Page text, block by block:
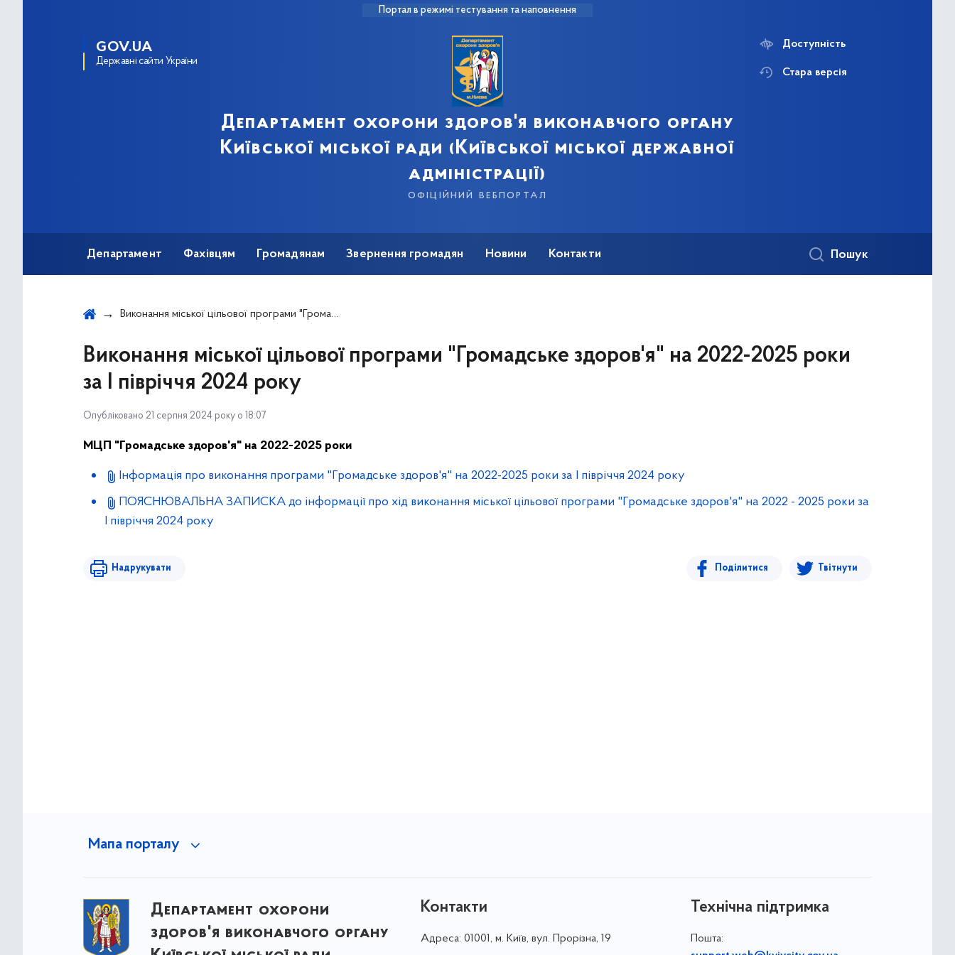
Портал в режимі тестування та наповнення
GOV.UA
Державні сайти України
Департамент охорони здоров'я виконавчого органу
Київської міської ради (Київської міської державної
адміністрації)
офіційний вебпортал
Доступність
Стара версія
Департамент Фахівцям Громадянам Звернення громадян Новини Контакти Пошук
Виконання міської цільової програми "Громадське здоров'я" на 2022-2025 роки за І півріччя 2024 року
Виконання міської цільової програми "Громадське здоров'я" на 2022-2025 роки
за І півріччя 2024 року
Опубліковано 21 серпня 2024 року о 18:07
МЦП "Громадське здоров'я" на 2022-2025 роки
Інформація про виконання програми "Громадське здоров'я" на 2022-2025 роки за І півріччя 2024 року
ПОЯСНЮВАЛЬНА ЗАПИСКА до інформації про хід виконання міської цільової програми "Громадське здоров'я" на 2022 - 2025 роки за
І півріччя 2024 року
Надрукувати Поділитися Твітнути
Мапа порталу
Департамент охорони
здоров'я виконавчого органу
Контакти
Адреса: 01001, м. Київ, вул. Прорізна, 19
Технічна підтримка
Пошта: